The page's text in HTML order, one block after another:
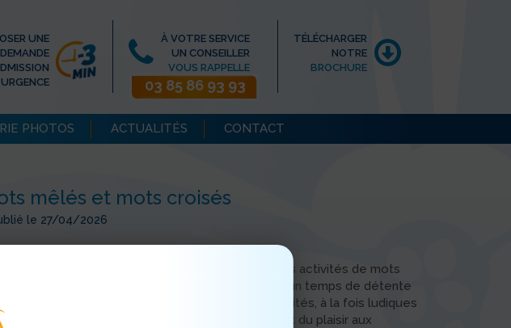
UNE
DEMANDE
URGENCE
À VOTRE SERVICE
UN CONSEILLER
VOUS RAPPELLE
03 85 86 93 93
TÉLÉCHARGER
NOTRE
BROCHURE
PHOTOS ACTUALITÉS CONTACT
mêlés et mots croisés
le 27/04/2026
résidents du PASA apprécient particulièrement les activités de mots
et de mots croisés. Ces moments leur offrent un temps de détente
en stimulant leurs capacités cognitives. Ces activités, à la fois ludiques
favorisent la concentration et procurent du plaisir aux